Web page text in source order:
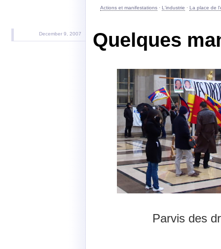
Actions et manifestations · L'industrie · La place de
December 9, 2007 Quelques
Parvis des